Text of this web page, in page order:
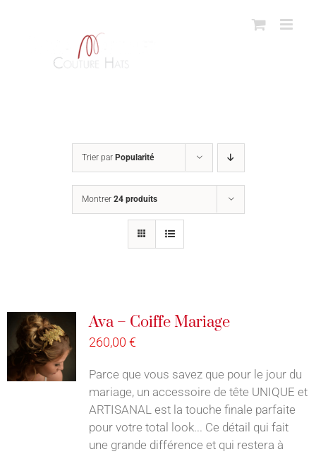
Trier par Popularité
Montrer 24 produits
Ava – Coiffe Mariage
260,00 €
Parce que vous savez que pour le jour du
mariage, un accessoire de tête UNIQUE et
ARTISANAL est la touche finale parfaite
pour votre total look... Ce détail qui fait
une grande différence et qui restera à